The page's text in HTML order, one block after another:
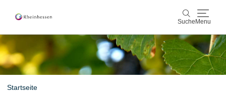
Suche Menu
Suche
Wein & Genuss
Startseite